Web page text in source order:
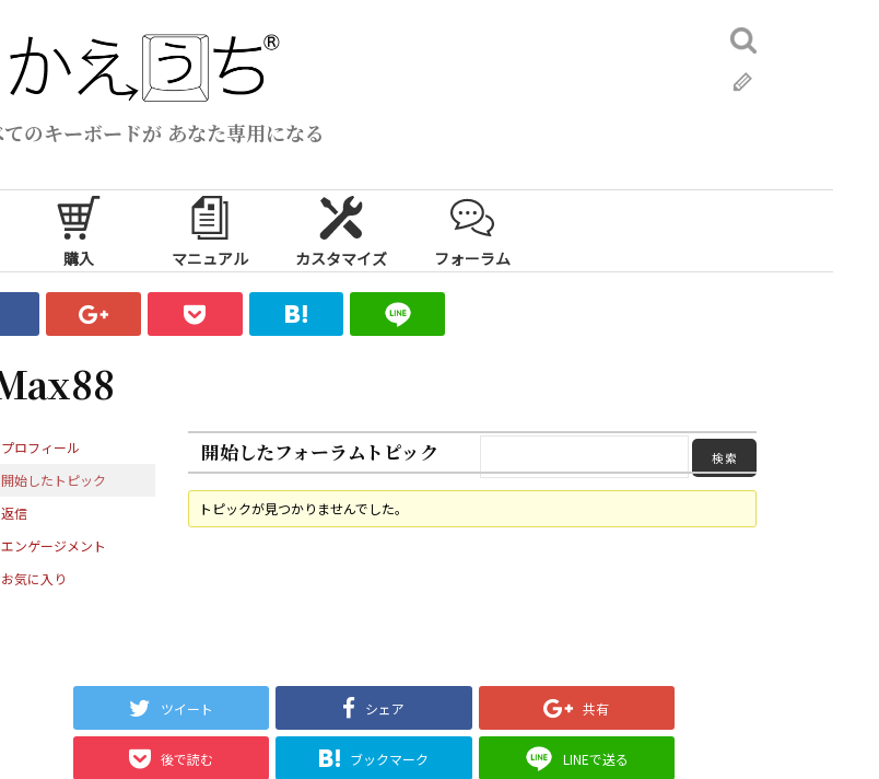
のキーボードが あなた専用になる
検
索:
購入 マニュアル カスタマイズ フォーラム
プロフィール
開始したトピック
返信
エンゲージメント
お気に入り
開始したフォーラムトピック
トピックが見つかりませんでした。
ツイート シェア 共有
後で読む ブックマーク LINEで送る